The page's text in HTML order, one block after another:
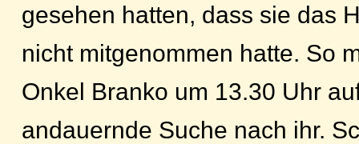
gesehen hatten, dass sie das
nicht mitgenommen hatte. So
Onkel Branko um 13.30 Uhr
andauernde Suche nach ihr.